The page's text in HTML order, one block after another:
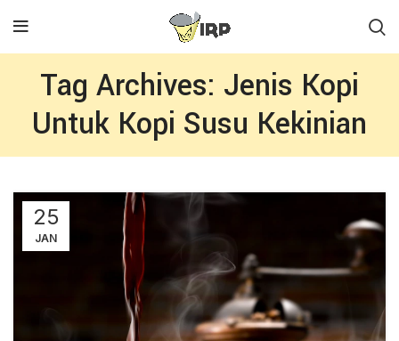
Tag Archives: Jenis Kopi
Untuk Kopi Susu Kekinian
25
JAN